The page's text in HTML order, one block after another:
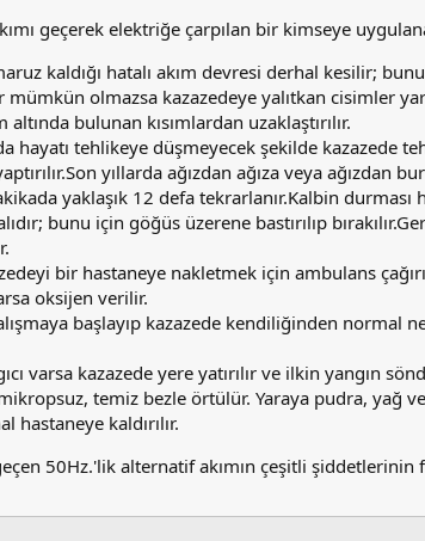
geçerek elektriğe çarpılan bir kimseye
kaldığı hatalı akım devresi derhal kesilir;
mümkün olmazsa kazazedeye yalıtkan cisimler
bulunan kısımlardan uzaklaştırılır.
hayatı tehlikeye düşmeyecek şekilde kazazede
yıllarda ağızdan ağıza veya
yaklaşık 12 defa tekrarlanır.Kalbin
bunu için göğüs üzerene bastırılıp
bir hastaneye nakletmek için ambulans
oksijen verilir.
başlayıp kazazede kendiliğinden normal
varsa kazazede yere yatırılır ve ilkin yangın
mikropsuz, temiz bezle örtülür. Yaraya pudra, yağ
hastaneye kaldırılır.
50Hz.'lik alternatif akımın çeşitli